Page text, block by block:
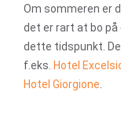
Om sommeren er
det er rart at bo på
dette tidspunkt.
f.eks. Hotel
Hotel Giorgione